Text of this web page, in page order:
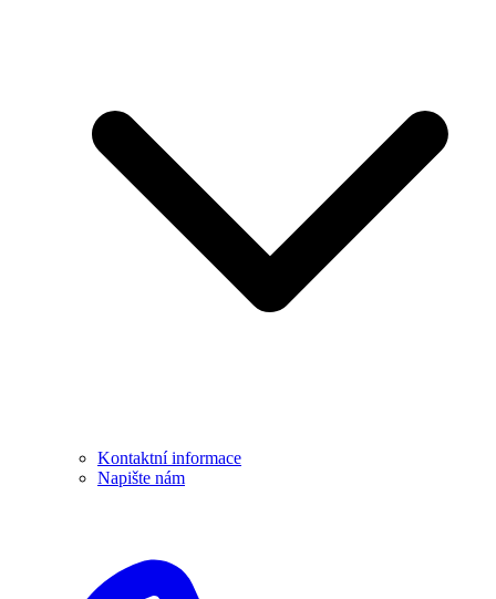
Kontaktní informace
Napište nám